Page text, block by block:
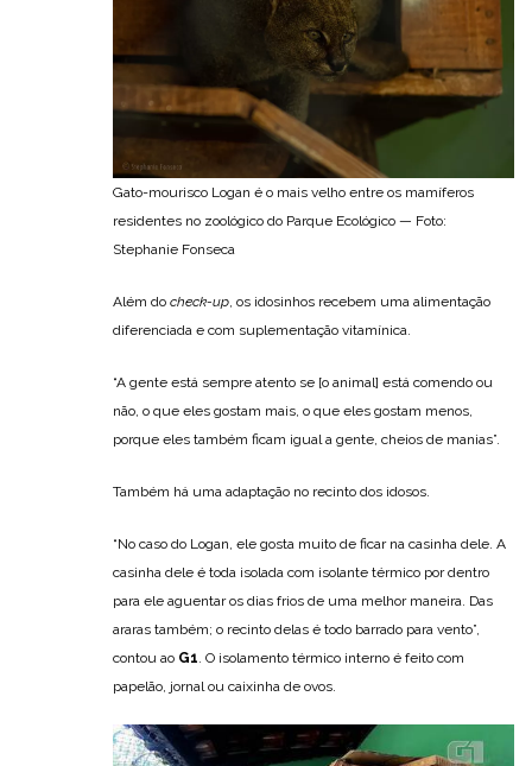
Gato-mourisco Logan é o mais velho entre os mamíferos
residentes no zoológico do Parque Ecológico — Foto:
Stephanie Fonseca
Além do check-up , os idosinhos recebem uma alimentação
diferenciada e com suplementação vitamínica.
“A gente está sempre atento se [o animal] está comendo ou
não, o que eles gostam mais, o que eles gostam menos,
porque eles também ficam igual a gente, cheios de manias”.
Também há uma adaptação no recinto dos idosos.
“No caso do Logan, ele gosta muito de ficar na casinha dele. A
casinha dele é toda isolada com isolante térmico por dentro
para ele aguentar os dias frios de uma melhor maneira. Das
araras também; o recinto delas é todo barrado para vento”,
contou ao G1 . O isolamento térmico interno é feito com
papelão, jornal ou caixinha de ovos.